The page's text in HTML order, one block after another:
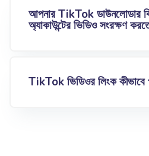
আপনার TikTok ডাউনলোডার
অ্যাকাউন্টের ভিডিও সংরক্ষণ
TikTok ভিডিওর লিংক কীভাবে